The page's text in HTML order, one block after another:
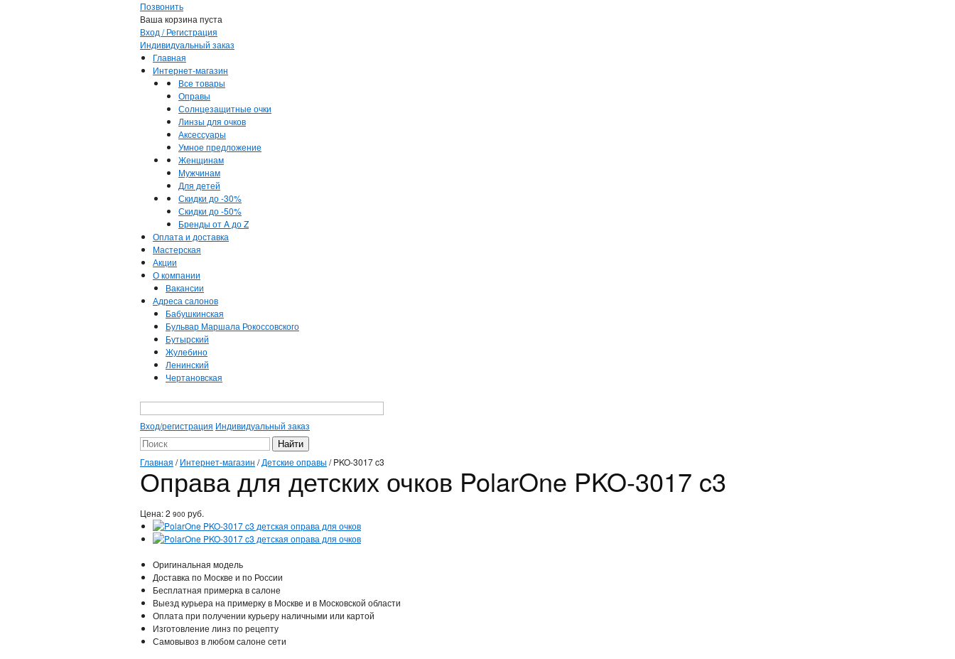
Позвонить
Ваша корзина пуста
Вход / Регистрация
Индивидуальный заказ
Главная
Интернет-магазин
Все товары
Оправы
Солнцезащитные очки
Линзы для очков
Аксессуары
Умное предложение
Женщинам
Мужчинам
Для детей
Скидки до -30%
Скидки до -50%
Бренды от A до Z
Оплата и доставка
Мастерская
Акции
О компании
Вакансии
Адреса салонов
Бабушкинская
Бульвар Маршала Рокоссовского
Бутырский
Жулебино
Ленинский
Чертановская
Вход/регистрация Индивидуальный заказ
Главная /Интернет-магазин /Детские оправы /PKO-3017 c3
Оправа для детских очков PolarOne PKO-3017 c3
Цена:2 900 руб.
Оригинальная модель
Доставка по Москве и по России
Бесплатная примерка в салоне
Выезд курьера на примерку в Москве и в Московской области
Оплата при получении курьеру наличными или картой
Изготовление линз по рецепту
Самовывоз в любом салоне сети